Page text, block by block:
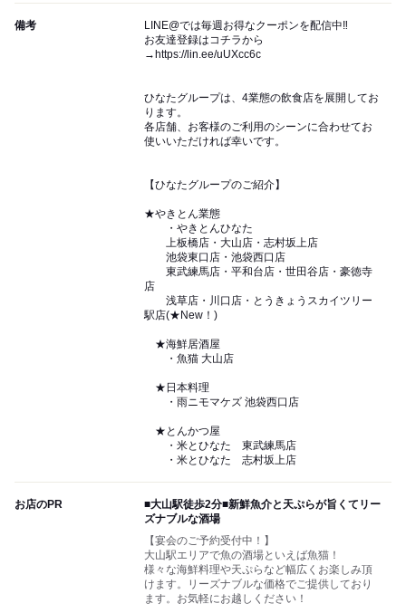
備考
LINE@では毎週お得なクーポンを配信中‼︎
お友達登録はコチラから
→https://lin.ee/uUXcc6c
ひなたグループは、4業態の飲食店を展開してお
ります。
各店舗、お客様のご利用のシーンに合わせてお
使いいただければ幸いです。
【ひなたグループのご紹介】
★やきとん業態
・やきとんひなた
上板橋店・大山店・志村坂上店
池袋東口店・池袋西口店
東武練馬店・平和台店・世田谷店・豪徳寺
店
浅草店・川口店・とうきょうスカイツリー
駅店(★New！)
★海鮮居酒屋
・魚猫 大山店
★日本料理
・雨ニモマケズ 池袋西口店
★とんかつ屋
・米とひなた 東武練馬店
・米とひなた 志村坂上店
お店のPR
■大山駅徒歩2分■新鮮魚介と天ぷらが旨くてリー
ズナブルな酒場
【宴会のご予約受付中！】
大山駅エリアで魚の酒場といえば魚猫！
様々な海鮮料理や天ぷらなど幅広くお楽しみ頂
けます。リーズナブルな価格でご提供しており
ます。お気軽にお越しください！